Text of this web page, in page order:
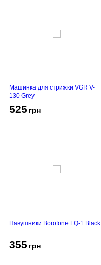
Машинка для стрижки VGR V-
130 Grey
525 грн
Навушники Borofone FQ-1 Black
355 грн